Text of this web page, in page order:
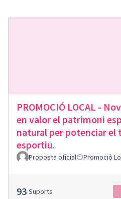
PROMOCIÓ LOCAL -
en valor el patrimoni
natural per potenciar
esportiu.
Proposta oficial Promoció
93 Suports